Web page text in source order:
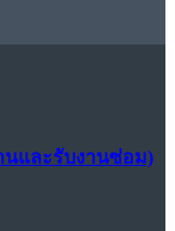
นและรับงานซ่อม)